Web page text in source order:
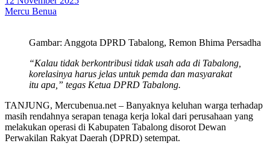
Mercu Benua
Gambar: Anggota DPRD Tabalong, Remon Bhima Persadha
“Kalau tidak berkontribusi tidak usah ada di Tabalong,
korelasinya harus jelas untuk pemda dan masyarakat
itu apa,” tegas Ketua DPRD Tabalong.
TANJUNG, Mercubenua.net – Banyaknya keluhan warga terhadap
masih rendahnya serapan tenaga kerja lokal dari perusahaan yang
melakukan operasi di Kabupaten Tabalong disorot Dewan
Perwakilan Rakyat Daerah (DPRD) setempat.